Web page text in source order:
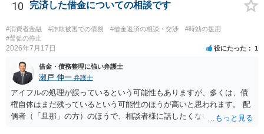
給付ではない でしょう。 書かれた情報だけからは、不法原因給付であ
るといえそうなものはありませんでした。 不貞当事者間での貸金だか
らといって不法原因給付になるわけではありません。 あなたが性行為
をしたくてお金を払ってお願いしていたという事情などが必要です。
10 完済した借金についての相談です
#消費者金融 #詐欺被害での債務 #借金返済の相談・交渉
#時効の援用
#督促の停止
2026年7月17日 役にたった 1
借金・債務整理に強い弁護士
瀬戸 伸一 弁護士
アイフルの処理が誤っているという可能性もありますが、多くは、債
権自体はまだ残っているという可能性のほうが高いと思われます。 配
偶者（「旦那」の方）のほうで、相談者様に話したくない事情等もあ